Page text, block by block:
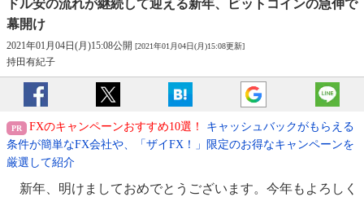
ドル安の流れが継続して迎える新年、
ビットコインの急伸で
幕開け
2021年01月04日(月)15:08公開 [2021年01月04日(月)15:08更新]
持田有紀子
FXのキャンペーンおすすめ10選！
キャッシュバックがもらえる
条件が簡単なFX会社や、「ザイFX！」限定のお得なキャンペーンを
厳選して紹介
新年、明けましておめでとうございます。今年もよろしく